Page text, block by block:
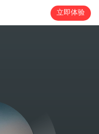
立即体验